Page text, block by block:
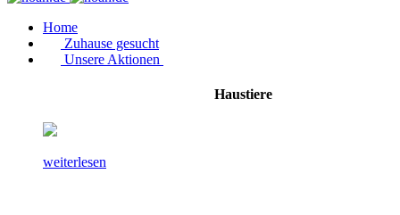
Home
Zuhause gesucht
Unsere Aktionen
Haustiere
weiterlesen